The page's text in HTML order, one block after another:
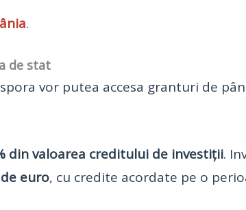
.
de stat
vor putea accesa granturi de
din valoarea creditului de investiții.
euro, cu credite acordate pe o